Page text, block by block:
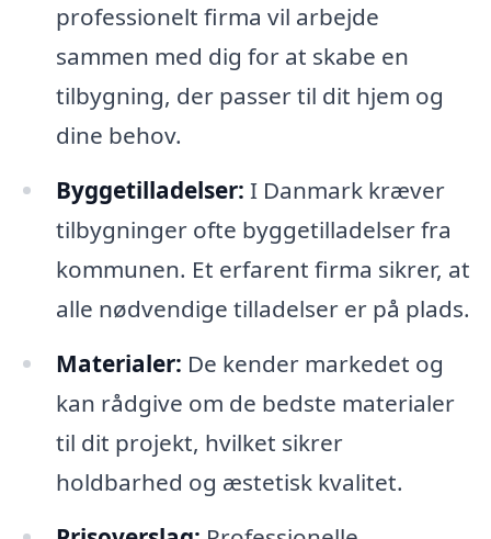
professionelt firma vil arbejde
sammen med dig for at skabe en
tilbygning, der passer til dit hjem og
dine behov.
Byggetilladelser: I Danmark kræver
tilbygninger ofte byggetilladelser fra
kommunen. Et erfarent firma sikrer, at
alle nødvendige tilladelser er på plads.
Materialer: De kender markedet og
kan rådgive om de bedste materialer
til dit projekt, hvilket sikrer
holdbarhed og æstetisk kvalitet.